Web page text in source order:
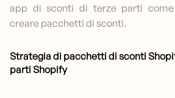
app di sconti di terze parti come
creare pacchetti di sconti.
Strategia di pacchetti di sconti
parti Shopify